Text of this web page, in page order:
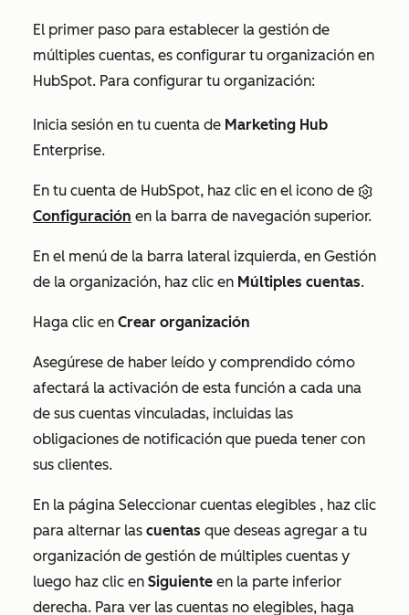
El primer paso para establecer la gestión de
múltiples cuentas, es configurar tu organización en
HubSpot. Para configurar tu organización:
Inicia sesión en tu cuenta de Marketing Hub
Enterprise.
En tu cuenta de HubSpot, haz clic en el icono de
Configuración en la barra de navegación superior.
En el menú de la barra lateral izquierda, en Gestión
de la organización, haz clic en Múltiples cuentas.
Haga clic en Crear organización
Asegúrese de haber leído y comprendido cómo
afectará la activación de esta función a cada una
de sus cuentas vinculadas, incluidas las
obligaciones de notificación que pueda tener con
sus clientes.
En la página Seleccionar cuentas elegibles , haz clic
para alternar las cuentas que deseas agregar a tu
organización de gestión de múltiples cuentas y
luego haz clic en Siguiente en la parte inferior
derecha. Para ver las cuentas no elegibles, haga